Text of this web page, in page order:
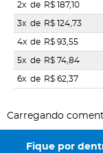
2x de R$ 187,10
3x de R$ 124,73
4x de R$ 93,55
5x de R$ 74,84
6x de R$ 62,37
Carregando
Fique por